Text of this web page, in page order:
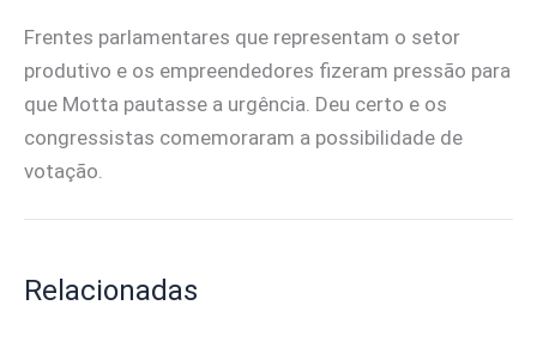
Frentes parlamentares que representam o setor
produtivo e os empreendedores fizeram pressão para
que Motta pautasse a urgência. Deu certo e os
congressistas comemoraram a possibilidade de
votação.
Relacionadas